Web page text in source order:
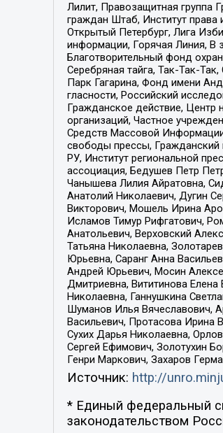
Лилит, Правозащитная группа
граждан Штаб, Институт
Открытый Петербург, Лига
информации, Горячая Линия, В
Благотворительный фонд
Серебряная тайга, Так-Так-
Парк Гагарина, Фонд имени
гласности, Российский
Гражданское действие,
организаций, Частное
Средств Массовой
свободы прессы, Гражданский
РУ, Институт региональной
ассоциация, Бедушев Петр
Чанышева Лилия Айратовна,
Анатолий Николаевич, Дугин
Викторович, Мошель Ирина
Исламов Тимур Рифгатович,
Анатольевич, Верховский
Татьяна Николаевна,
Юрьевна, Саранг Анна
Андрей Юрьевич, Мосин
Дмитриевна, Вититинова
Николаевна, Ганнушкина
Шуманов Илья Вячеславович,
Васильевич, Протасова Ирина
Сухих Дарья Николаевна,
Сергей Ефимович, Золотухин
Генри Маркович, Захаров
Источник: http://
* Единый федеральный
законодательством